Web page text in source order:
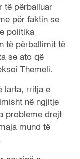
të përballuar
për faktin se
politika
të përballimit të
se ato që
Themeli.
larta, rritja e
në ngjitje
probleme drejt
mund të